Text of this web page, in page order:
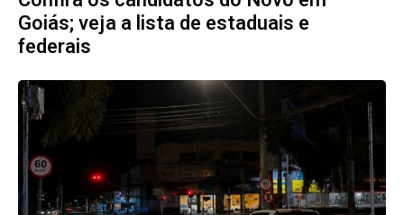
Goiás; veja a lista de estaduais e
federais